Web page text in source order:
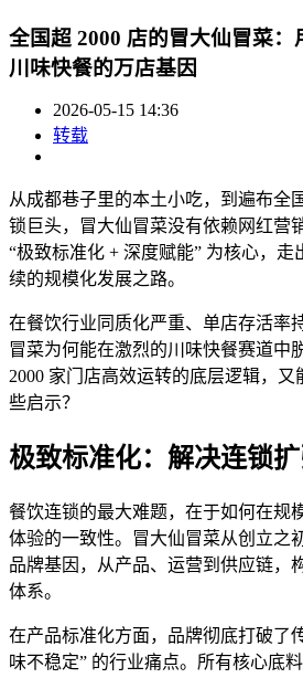
全国超 2000 店的冒大仙冒菜
川味快餐的万店基因
2026-05-15 14:36
转载
从成都巷子里的本土小吃，到遍布全
锁巨头，冒大仙冒菜没有依赖网红营
“极致标准化 + 深度赋能” 为核心，
续的规模化发展之路。
在餐饮行业同质化严重、单店存活率
冒菜为何能在激烈的川味快餐赛道中
2000 家门店高效运转的底层逻辑，
些启示？
极致标准化：解决连锁
餐饮连锁的最大难题，在于如何在规
体验的一致性。冒大仙冒菜从创立之
品牌基因，从产品、运营到供应链，
体系。
在产品标准化方面，品牌彻底打破了
味不稳定” 的行业痛点。所有核心底